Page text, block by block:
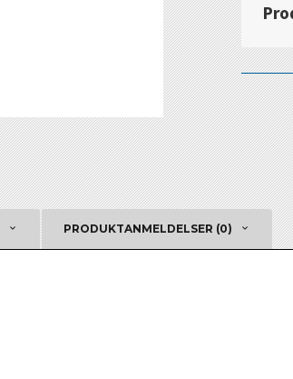
PRODUKTANMELDELSER (0)